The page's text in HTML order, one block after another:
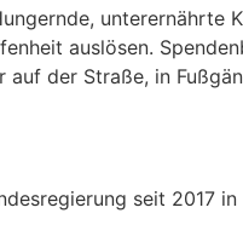
unterernährte
auslösen.
der Straße, in
seit 2017